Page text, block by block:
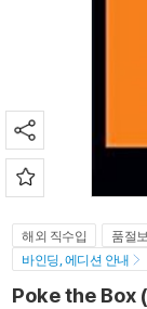
해외 직수입 품절
바인딩, 에디션 안내
Poke the Box